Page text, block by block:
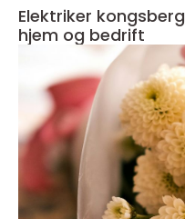
Elektriker kongsberg trygge løsninger for
hjem og bedrift